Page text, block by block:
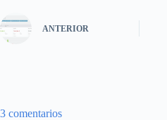
ANTERIOR
3 comentarios